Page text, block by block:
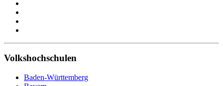
Volkshochschulen
Baden-Württemberg